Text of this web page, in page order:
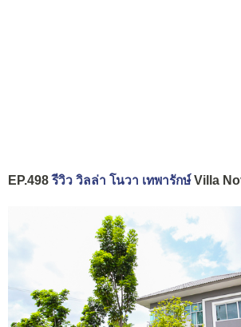
EP.498รีวิว วิลล่า โนวา เทพารักษ์Villa